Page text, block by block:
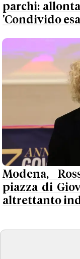
parchi:
'Condivido
Modena,
piazza di
altrettanto